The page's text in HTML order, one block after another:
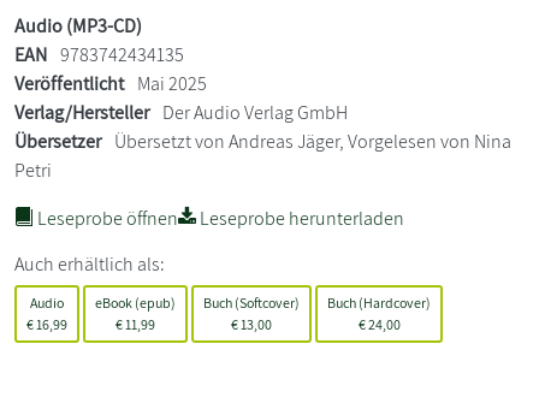
Audio (MP3-CD)
EAN 9783742434135
Veröffentlicht Mai 2025
Verlag/Hersteller Der Audio Verlag GmbH
Übersetzer Übersetzt von Andreas Jäger, Vorgelesen von Nina
Petri
Leseprobe öffnen
Leseprobe herunterladen
Auch erhältlich als:
Audio
€16,99
eBook (epub)
€11,99
Buch (Softcover)
€13,00
Buch (Hardcover)
€24,00